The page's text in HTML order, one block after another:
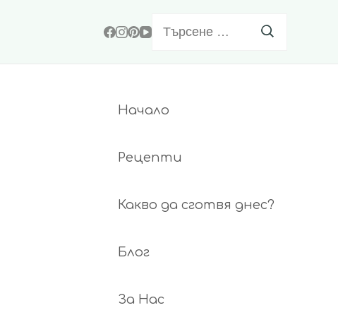
за:
Начало
Рецепти
Какво да сготвя днес?
Блог
За Нас